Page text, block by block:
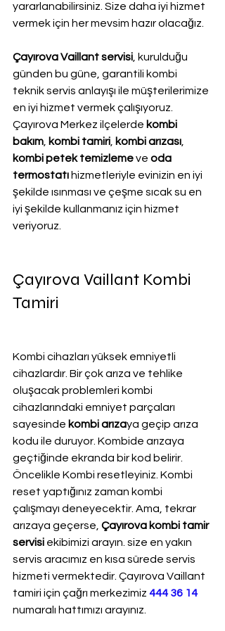
yararlanabilirsiniz. Size daha iyi hizmet
vermek için her mevsim hazır olacağız.
Çayırova Vaillant servisi , kurulduğu
günden bu güne, garantili kombi
teknik servis anlayışı ile müşterilerimize
en iyi hizmet vermek çalışıyoruz.
Çayırova Merkez ilçelerde kombi
bakım kombi tamiri kombi arızası
kombi petek temizleme ve oda
termostatı hizmetleriyle evinizin en iyi
şekilde ısınması ve çeşme sıcak su en
iyi şekilde kullanmanız için hizmet
veriyoruz.
Çayırova Vaillant Kombi
Tamiri
Kombi cihazları yüksek emniyetli
cihazlardır. Bir çok arıza ve tehlike
oluşacak problemleri kombi
cihazlarındaki emniyet parçaları
sayesinde kombi arızaya geçip arıza
kodu ile duruyor. Kombide arızaya
geçtiğinde ekranda bir kod belirir.
Öncelikle Kombi resetleyiniz. Kombi
reset yaptığınız zaman kombi
çalışmayı deneyecektir. Ama, tekrar
arızaya geçerse, Çayırova kombi tamir
servisi ekibimizi arayın. size en yakın
servis aracımız en kısa sürede servis
hizmeti vermektedir. Çayırova Vaillant
tamiri için çağrı merkezimiz 444 36 14
numaralı hattımızı arayınız.